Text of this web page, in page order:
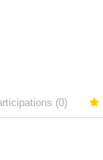
(0)